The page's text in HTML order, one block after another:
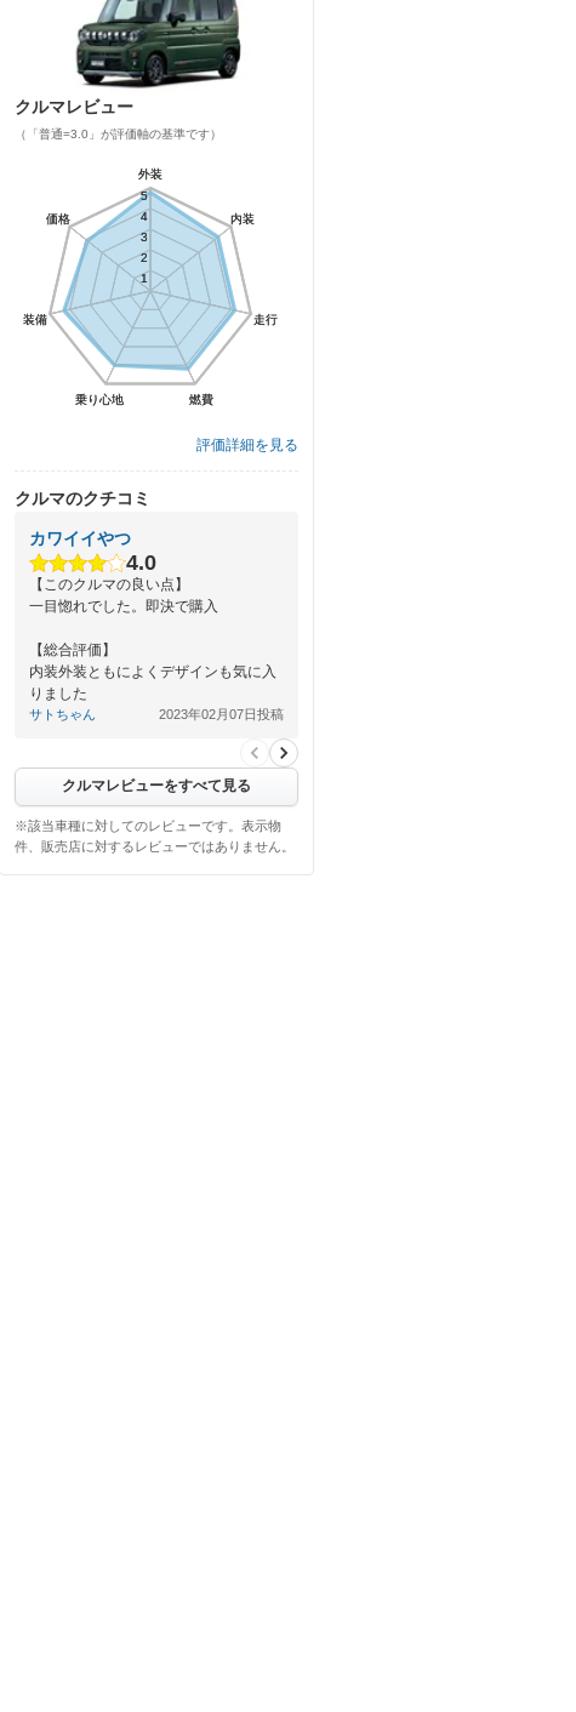
クルマレビュー
（「普通=3.0」が評価軸の基準です）
外装
内装
走行
燃費
乗り心地
装備
価格
1
2
3
4
5
外装
内装
走行
燃費
乗り心地
装備
価格
1
2
3
4
5
評価詳細を見る
クルマのクチコミ
カワイイやつ
4.0
【このクルマの良い点】
一目惚れでした。即決で購入
【総合評価】
内装外装ともによくデザインも気に入
りました
サトちゃん 2023年02月07日投稿
クルマレビューをすべて見る
※該当車種に対してのレビューです。表示物
件、販売店に対するレビューではありません。